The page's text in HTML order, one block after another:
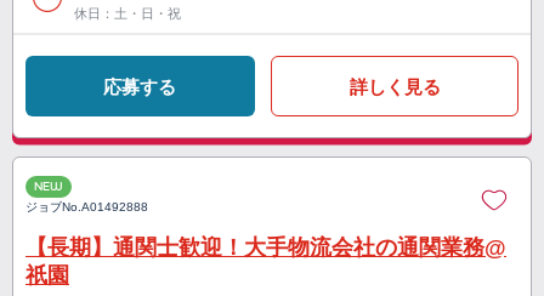
休日：土・日・祝
応募する 詳しく見る
NEW
ジョブNo.A01492888
【長期】通関士歓迎！大手物流会社の通関業務@
祇園